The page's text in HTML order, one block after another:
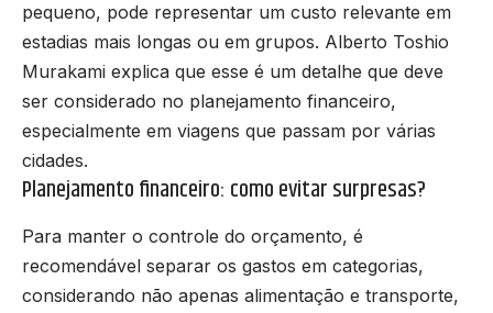
pequeno, pode representar um custo relevante em
estadias mais longas ou em grupos. Alberto Toshio
Murakami explica que esse é um detalhe que deve
ser considerado no planejamento financeiro,
especialmente em viagens que passam por várias
cidades.
Planejamento financeiro: como evitar surpresas?
Para manter o controle do orçamento, é
recomendável separar os gastos em categorias,
considerando não apenas alimentação e transporte,